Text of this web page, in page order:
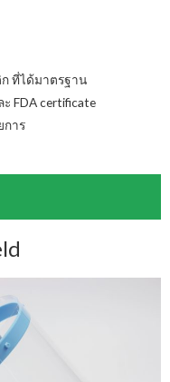
ที่ได้มาตรฐาน
FDA certificate
การ